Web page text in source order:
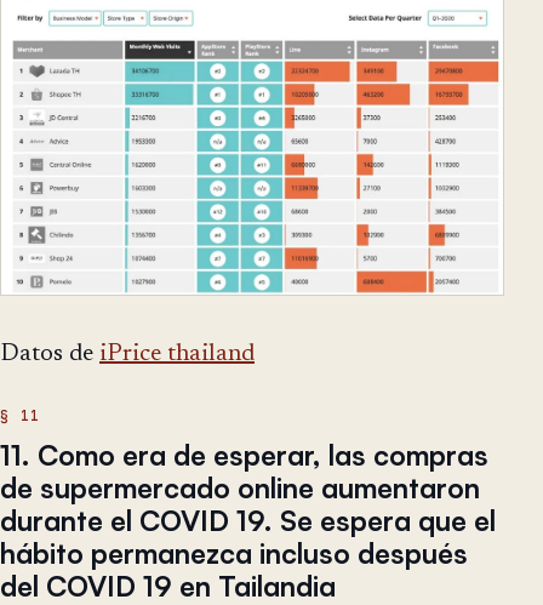
Datos de iPrice thailand
11. Como era de esperar, las compras
de supermercado online aumentaron
durante el COVID 19. Se espera que el
hábito permanezca incluso después
del COVID 19 en Tailandia